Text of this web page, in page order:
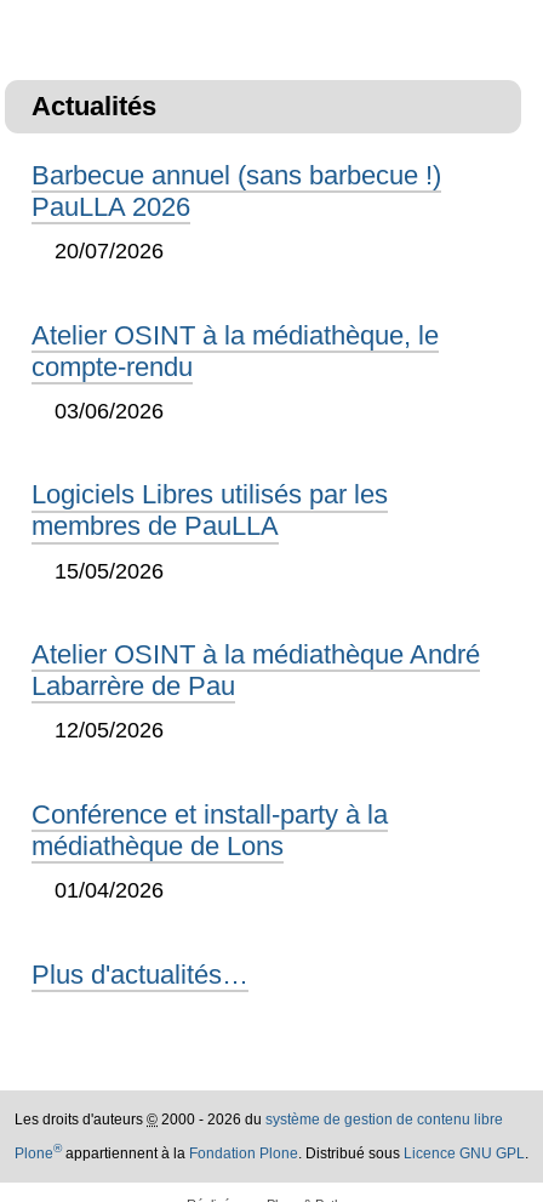
Actualités
Barbecue annuel (sans barbecue !)
PauLLA 2026
20/07/2026
Atelier OSINT à la médiathèque, le
compte-rendu
03/06/2026
Logiciels Libres utilisés par les
membres de PauLLA
15/05/2026
Atelier OSINT à la médiathèque André
Labarrère de Pau
12/05/2026
Conférence et install-party à la
médiathèque de Lons
01/04/2026
Plus d'actualités…
Les droits d'auteurs © 2000 - 2026 du système de gestion de contenu libre
Plone®appartiennent à la Fondation Plone. Distribué sous Licence GNU GPL.